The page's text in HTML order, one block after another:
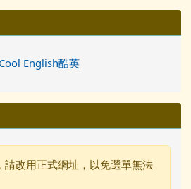
請改用正式網址，以免選單無法